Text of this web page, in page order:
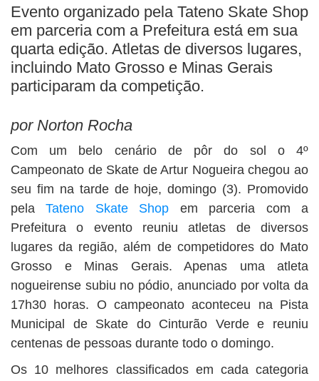
ANUNCIE
BUSCAR
Evento organizado pela Tateno Skate Shop
em parceria com a Prefeitura está em sua
quarta edição. Atletas de diversos lugares,
incluindo Mato Grosso e Minas Gerais
participaram da competição.
por Norton Rocha
Com um belo cenário de pôr do sol o 4º
Campeonato de Skate de Artur Nogueira chegou ao
seu fim na tarde de hoje, domingo (3). Promovido
pelaTateno Skate Shop em parceria com a
Prefeitura o evento reuniu atletas de diversos
lugares da região, além de competidores do Mato
Grosso e Minas Gerais. Apenas uma atleta
nogueirense subiu no pódio, anunciado por volta da
17h30 horas. O campeonato aconteceu na Pista
Municipal de Skate do Cinturão Verde e reuniu
centenas de pessoas durante todo o domingo.
Os 10 melhores classificados em cada categoria